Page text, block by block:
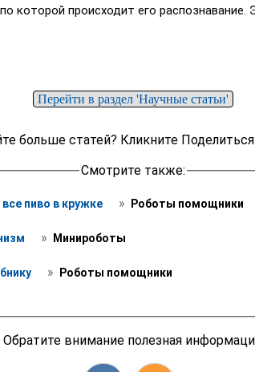
которой происходит его
Перейти в раздел 'Научные статьи'
больше статей? Кликните
Смотрите также:
пиво в кружке » Роботы помощники
» Минироботы
» Роботы помощники
Обратите внимание полезная